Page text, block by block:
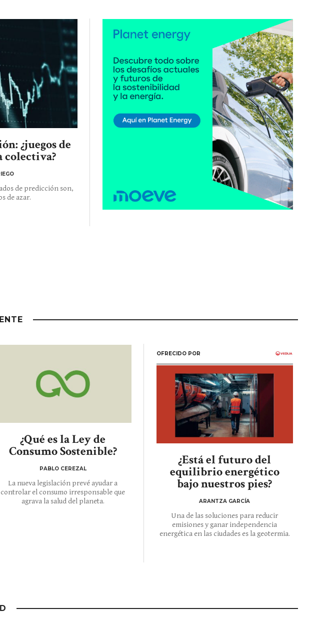
¿juegos de
colectiva?
de predicción son,
de azar.
¿Qué es la Ley de
Consumo Sostenible?
PABLO CEREZAL
La nueva legislación prevé ayudar a
controlar el consumo irresponsable que
agrava la salud del planeta.
OFRECIDO POR
¿Está el futuro del
equilibrio energético
bajo nuestros pies?
ARANTZA GARCÍA
Una de las soluciones para reducir
emisiones y ganar independencia
energética en las ciudades es la geotermia.